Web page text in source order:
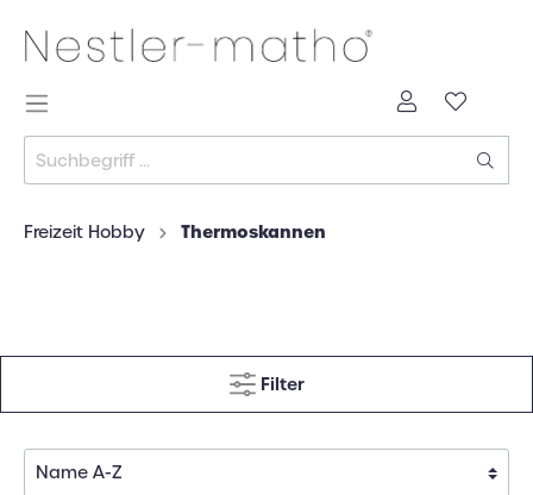
Freizeit Hobby Thermoskannen
Filter